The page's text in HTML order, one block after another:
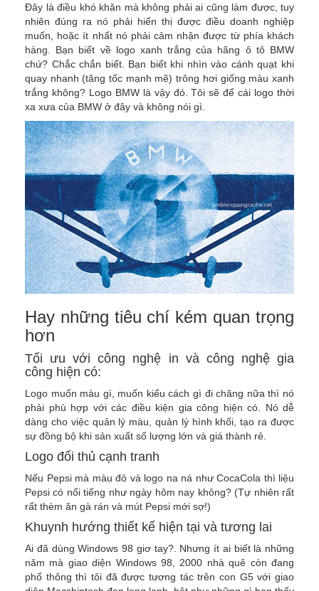
Đây là điều khó khăn mà không phải ai cũng làm được, tuy
nhiên đúng ra nó phải hiển thị được điều doanh nghiệp
muốn, hoặc ít nhất nó phải cảm nhận được từ phía khách
hàng. Bạn biết về logo xanh trắng của hãng ô tô BMW
chứ? Chắc chắn biết. Bạn biết khi nhìn vào cánh quạt khi
quay nhanh (tăng tốc mạnh mẽ) trông hơi giống màu xanh
trắng không? Logo BMW là vậy đó. Tôi sẽ để cái logo thời
xa xưa của BMW ở đây và không nói gì.
Hay những tiêu chí kém quan trọng
hơn
Tối ưu với công nghệ in và công nghệ gia
công hiện có:
Logo muốn màu gì, muốn kiểu cách gì đi chăng nữa thì nó
phải phù hợp với các điều kiện gia công hiện có. Nó dễ
dàng cho việc quản lý màu, quản lý hình khối, tạo ra được
sự đồng bộ khi sản xuất số lượng lớn và giá thành rẻ.
Logo đối thủ cạnh tranh
Nếu Pepsi mà màu đỏ và logo na ná như CocaCola thì liệu
Pepsi có nổi tiếng như ngày hôm nay không? (Tự nhiên rất
rất thèm ăn gà rán và mút Pepsi mới sợ!)
Khuynh hướng thiết kế hiện tại và tương lai
Ai đã dùng Windows 98 giơ tay?. Nhưng ít ai biết là những
năm mà giao diện Windows 98, 2000 nhà quê còn đang
phổ thông thì tôi đã được tương tác trên con G5 với giao